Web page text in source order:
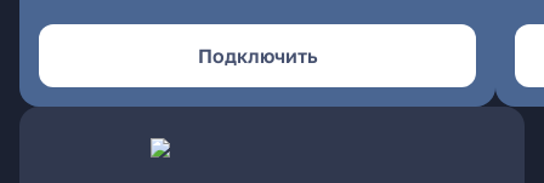
Подключить